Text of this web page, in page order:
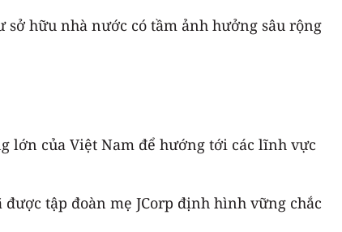
sở hữu nhà nước có tầm ảnh hưởng sâu rộng
lớn của Việt Nam để hướng tới các lĩnh vực
tập đoàn mẹ JCorp định hình vững chắc